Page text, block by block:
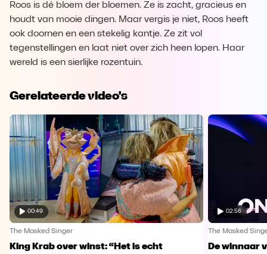
Download
Roos is dé bloem der bloemen. Ze is zacht, gracieus en
houdt van mooie dingen. Maar vergis je niet, Roos heeft
ook doornen en een stekelig kantje. Ze zit vol
tegenstellingen en laat niet over zich heen lopen. Haar
wereld is een sierlijke rozentuin.
Gerelateerde video's
00:49
The Masked Singer
King Krab over winst: “Het is echt
02:56
The Masked
De winnaar